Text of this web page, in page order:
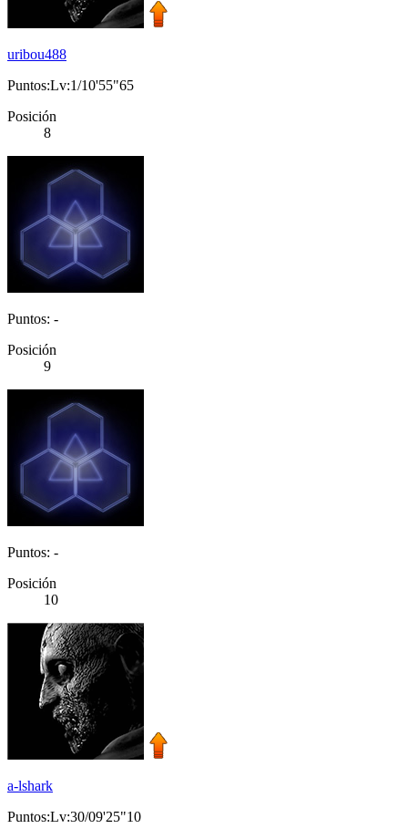
uribou488
Puntos:Lv:1/10'55"65
Posición
8
Puntos: -
Posición
9
Puntos: -
Posición
10
a-lshark
Puntos:Lv:30/09'25"10